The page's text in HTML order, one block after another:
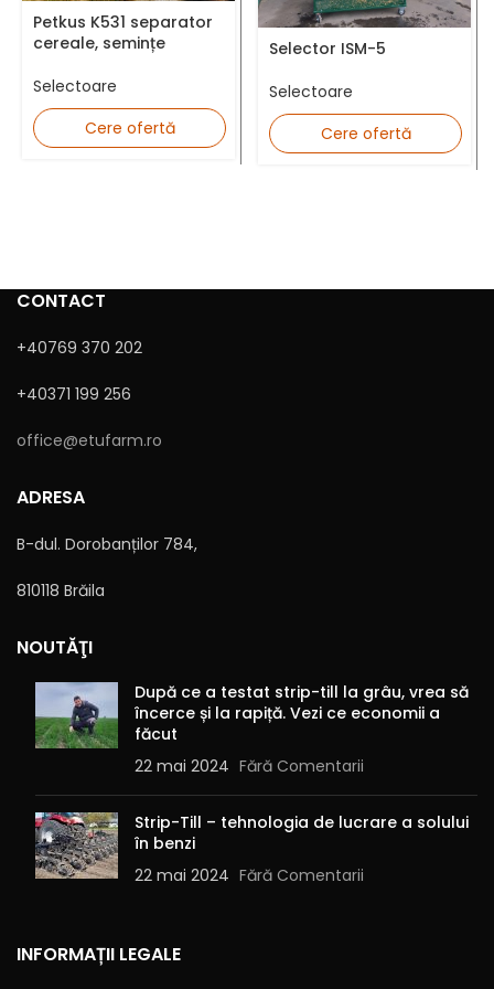
Județ *
Sunt de acord cu
Alternative:
Petkus K531 separator
cereale, semințe
Selectoare
Cere ofertă
Selector ISM-5
Selectoare
Cere ofertă
CONTACT
+40769 370 202
+40371 199 256
office@etufarm.ro
ADRESA
B-dul. Dorobanților 784,
810118 Brăila
NOUTĂŢI
După ce a testat strip-till la grâu, vrea să
încerce și la rapiță. Vezi ce economii a
făcut
22 mai 2024 Fără Comentarii
Strip-Till – tehnologia de lucrare a solului
în benzi
22 mai 2024 Fără Comentarii
INFORMAȚII LEGALE